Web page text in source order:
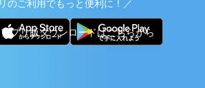
のご利用でもっと便利に！／
アプリ版ダウンロードはこちらから